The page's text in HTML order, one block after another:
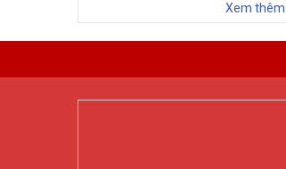
Xem thêm